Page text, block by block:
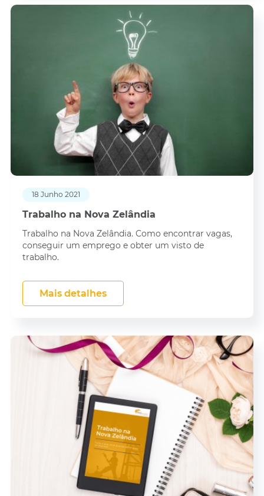
18 Junho 2021
Trabalho na Nova Zelândia
Trabalho na Nova Zelândia. Como encontrar vagas,
conseguir um emprego e obter um visto de
trabalho.
Mais detalhes